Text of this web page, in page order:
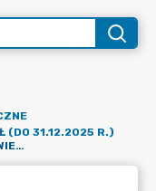
(DO 31.12.2025 R.)
POSTĘPOWANIE O UDZIELENIE ZAMÓWIENIA PUBLICZNEGO: ŚWIADCZENIE USŁUG POCZTOWYCH POWSZECHNYCH W OBROCIE KRAJOWYM I ZAGRANICZNYM, USŁUG NIEPOWSZECHNYCH W OBROCIE KRAJOWYM W OKRESIE OD 01.01.2025R. DO 31.12.2026R.